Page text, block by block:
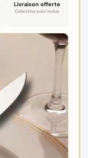
Livraison offerte
Colissimo suivi inclus